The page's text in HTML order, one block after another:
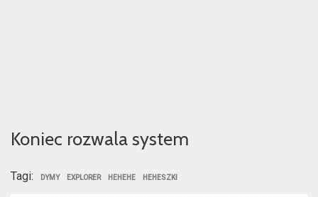
Koniec rozwala system
Tagi: DYMY EXPLORER HEHEHE HEHESZKI